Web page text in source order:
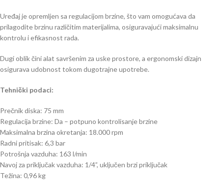
Uređaj je opremljen sa regulacijom brzine, što vam omogućava da
prilagodite brzinu različitim materijalima, osiguravajući maksimalnu
kontrolu i efikasnost rada.
Dugi oblik čini alat savršenim za uske prostore, a ergonomski dizajn
osigurava udobnost tokom dugotrajne upotrebe.
Tehnički podaci:
Prečnik diska: 75 mm
Regulacija brzine: Da – potpuno kontrolisanje brzine
Maksimalna brzina okretanja: 18.000 rpm
Radni pritisak: 6,3 bar
Potrošnja vazduha: 163 l/min
Navoj za priključak vazduha: 1/4”, uključen brzi priključak
Težina: 0,96 kg